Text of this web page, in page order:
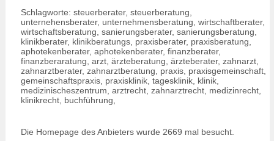
Schlagworte: steuerberater, steuerberatung,
unternehensberater, unternehmensberatung, wirtschaftberater,
wirtschaftsberatung, sanierungsberater, sanierungsberatung,
klinikberater, klinikberatungs, praxisberater, praxisberatung,
aphotekenberater, aphotekenberater, finanzberater,
finanzberaratung, arzt, ärzteberatung, ärzteberater, zahnarzt,
zahnarztberater, zahnarztberatung, praxis, praxisgemeinschaft,
gemeinschaftspraxis, praxisklinik, tagesklinik, klinik,
medizinischeszentrum, arztrecht, zahnarztrecht, medizinrecht,
klinikrecht, buchführung,
Die Homepage des Anbieters wurde 2669 mal besucht.